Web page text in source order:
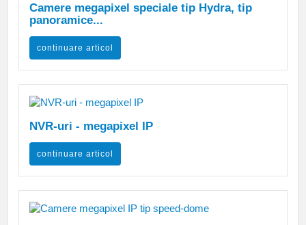
Camere megapixel speciale tip Hydra, tip
panoramice...
continuare articol
NVR-uri - megapixel IP
continuare articol